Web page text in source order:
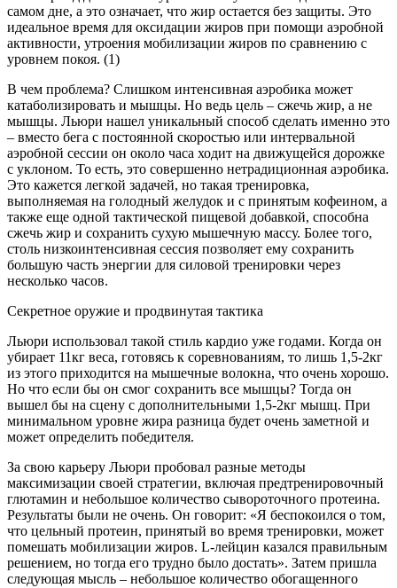
самом дне, а это означает, что жир остается без защиты. Это
идеальное время для оксидации жиров при помощи аэробной
активности, утроения мобилизации жиров по сравнению с
уровнем покоя. (1)
В чем проблема? Слишком интенсивная аэробика может
катаболизировать и мышцы. Но ведь цель – сжечь жир, а не
мышцы. Льюри нашел уникальный способ сделать именно это
– вместо бега с постоянной скоростью или интервальной
аэробной сессии он около часа ходит на движущейся дорожке
с уклоном. То есть, это совершенно нетрадиционная аэробика.
Это кажется легкой задачей, но такая тренировка,
выполняемая на голодный желудок и с принятым кофеином, а
также еще одной тактической пищевой добавкой, способна
сжечь жир и сохранить сухую мышечную массу. Более того,
столь низкоинтенсивная сессия позволяет ему сохранить
большую часть энергии для силовой тренировки через
несколько часов.
Секретное оружие и продвинутая тактика
Льюри использовал такой стиль кардио уже годами. Когда он
убирает 11кг веса, готовясь к соревнованиям, то лишь 1,5-2кг
из этого приходится на мышечные волокна, что очень хорошо.
Но что если бы он смог сохранить все мышцы? Тогда он
вышел бы на сцену с дополнительными 1,5-2кг мышц. При
минимальном уровне жира разница будет очень заметной и
может определить победителя.
За свою карьеру Льюри пробовал разные методы
максимизации своей стратегии, включая предтренировочный
глютамин и небольшое количество сывороточного протеина.
Результаты были не очень. Он говорит: «Я беспокоился о том,
что цельный протеин, принятый во время тренировки, может
помешать мобилизации жиров. L-лейцин казался правильным
решением, но тогда его трудно было достать». Затем пришла
следующая мысль – небольшое количество обогащенного